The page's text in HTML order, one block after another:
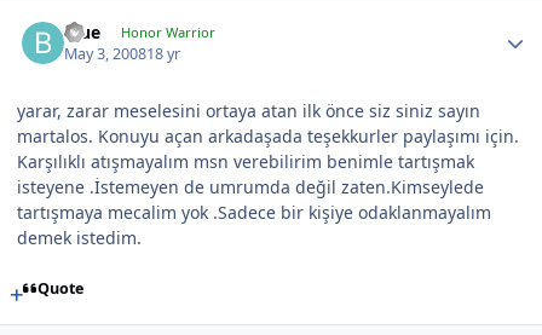
Blue Honor Warrior
May 3, 200818 yr
yarar, zarar meselesini ortaya atan ilk önce siz siniz sayın
martalos. Konuyu açan arkadaşada teşekkurler paylaşımı için.
Karşılıklı atışmayalım msn verebilirim benimle tartışmak
isteyene .İstemeyen de umrumda değil zaten.Kimseylede
tartışmaya mecalim yok .Sadece bir kişiye odaklanmayalım
demek istedim.
Quote